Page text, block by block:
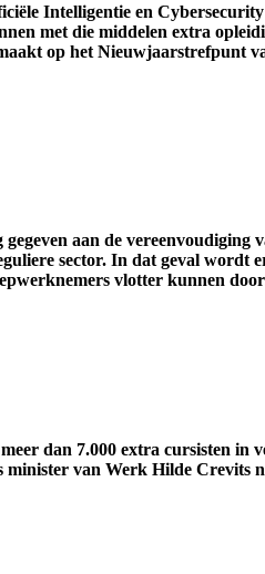
Intelligentie en
met die middelen extra
op het Nieuwjaarstrefpunt
aan de vereenvoudiging
sector. In dat geval wordt
vlotter kunnen
dan 7.000 extra cursisten in
van Werk Hilde Crevits